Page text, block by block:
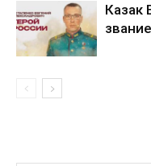
Казак